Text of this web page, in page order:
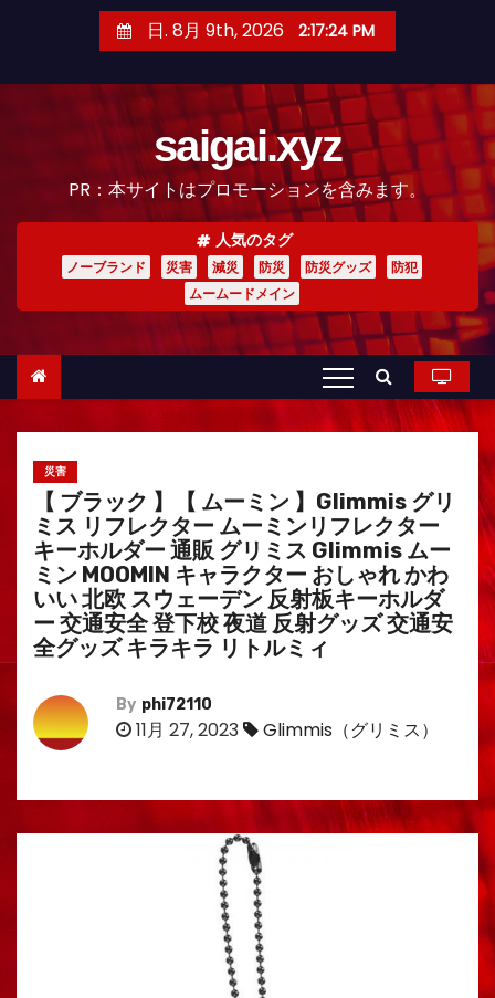
日. 8月 9th, 2026 2:17:26 PM
saigai.xyz
PR：本サイトはプロモーションを含みます。
人気のタグ
ノーブランド 災害 減災 防災 防災グッズ
防犯
ムームードメイン
災害
【 ブラック 】【 ムーミン 】Glimmis グリ
ミス リフレクター ムーミンリフレクター
キーホルダー 通販 グリミス Glimmis ムー
ミン MOOMIN キャラクター おしゃれ かわ
いい 北欧 スウェーデン 反射板キーホルダ
ー 交通安全 登下校 夜道 反射グッズ 交通安
全グッズ キラキラ リトルミィ
By phi72110
11月 27, 2023 Glimmis（グリミス）